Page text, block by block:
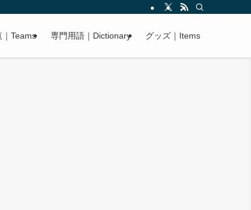
Teams 専門用語｜Dictionary グッズ｜Items